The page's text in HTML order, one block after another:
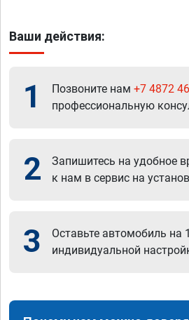
Ваши действия:
1 Позвоните нам +7 4872
профессиональную
2
Запишитесь на удобное
к нам в сервис на
3
Оставьте автомобиль на
индивидуальной